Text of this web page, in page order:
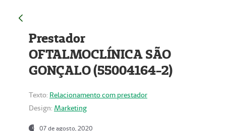
Prestador
OFTALMOCLÍNICA SÃO
GONÇALO (55004164-2)
Texto: Relacionamento com prestador
Design: Marketing
07 de agosto, 2020